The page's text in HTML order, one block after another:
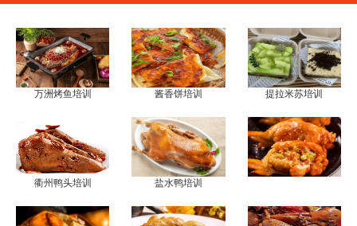
万洲烤鱼培训 酱香饼培训 提拉米苏培训
衢州鸭头培训 盐水鸭培训